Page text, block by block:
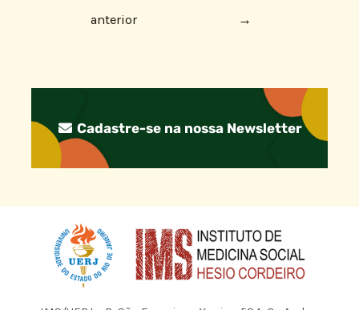
anterior
→
Cadastre-se na nossa Newsletter